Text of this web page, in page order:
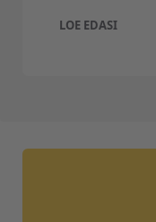
LOE EDASI